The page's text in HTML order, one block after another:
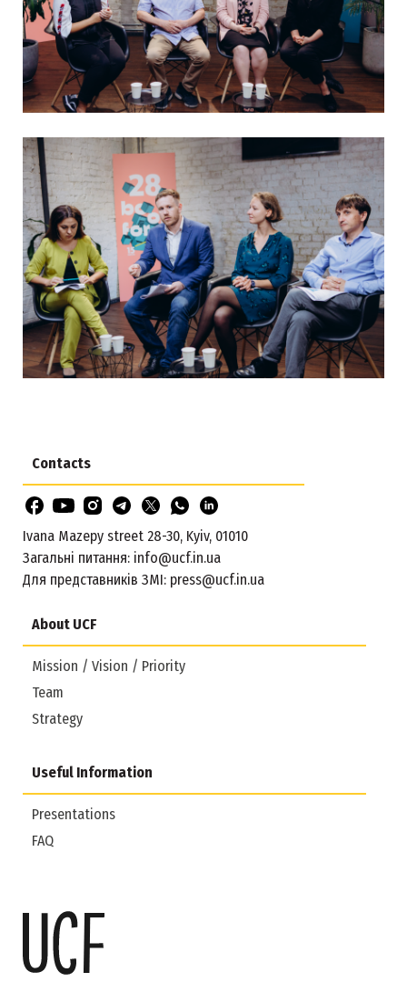
About UCF
Mission / Vision / Priority
Team
Strategy
Useful Information
Presentations
FAQ
Contacts
Ivana Mazepy street 28-30, Kyiv, 01010
Загальні питання: info@ucf.in.ua
Для представників ЗМІ: press@ucf.in.ua